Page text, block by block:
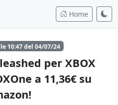
Home
10:47 del 04/07/24
per XBOX
a 11,36€ su